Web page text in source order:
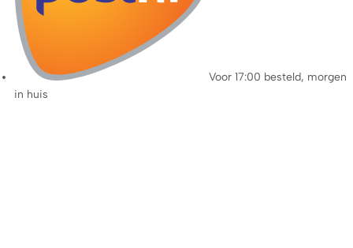
Voor 17:00 besteld, morgen
in huis